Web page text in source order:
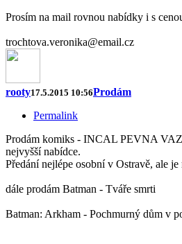
Prosím na mail rovnou nabídky i s
trochtova.veronika@email.cz
rooty17.5.2015 10:56Prodám
Permalink
Prodám komiks - INCAL PEVNA
nejvyšší nabídce.
Předání nejlépe osobní v Ostravě, ale
dále prodám Batman - Tváře smrti
Batman: Arkham - Pochmurný dům v